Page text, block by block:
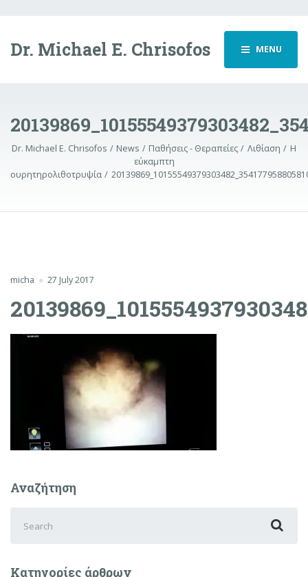
Dr. Michael E. Chrisofos MENU
Dr. Michael E. Chrisofos News Παθήσεις - Θεραπείες Λιθίαση
Η
εύκαμπτη
ουρητηρολιθοτρυψία
micha 27 July 2017
Αναζήτηση
for:
Κατηγορίες άρθρων